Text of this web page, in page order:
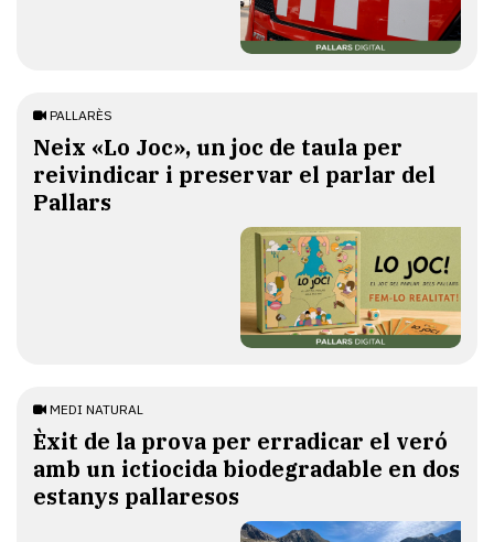
PALLARÈS
​Neix «Lo Joc», un joc de taula per
reivindicar i preservar el parlar del
Pallars
MEDI NATURAL
Èxit de la prova per erradicar el veró
amb un ictiocida biodegradable en dos
estanys pallaresos